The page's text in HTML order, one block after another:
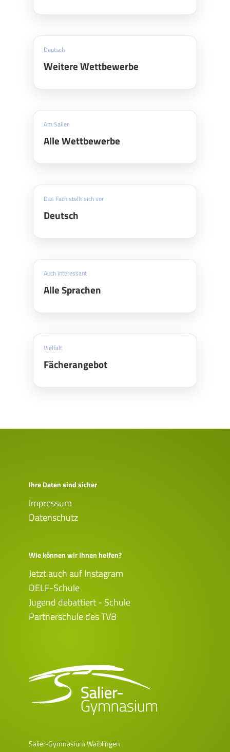
Deutsch
Weitere Wettbewerbe
Am Salier
Alle Wettbewerbe
Das Fach stellt sich vor
Deutsch
Auch interessant
Alle Sprachen
Vielfalt
Fächerangebot
Salier-Gymnasium Waiblingen
Ihre Daten sind sicher
Impressum
Datenschutz
Wie können wir Ihnen helfen?
Jetzt auch auf Instagram
DELF-Schule
Jugend debattiert - Schule
Partnerschule des TVB